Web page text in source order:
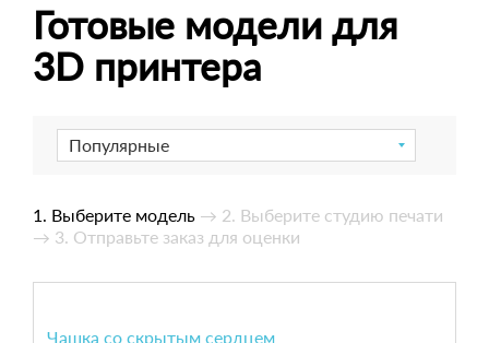
Готовые модели для
3D принтера
Популярные
1. Выберите модель → 2. Выберите студию печати
→ 3. Отправьте заказ для оценки
Чашка со скрытым сердцем